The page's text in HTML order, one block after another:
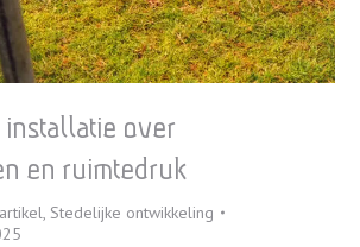
installatie over
en ruimtedruk
, Stedelijke ontwikkeling